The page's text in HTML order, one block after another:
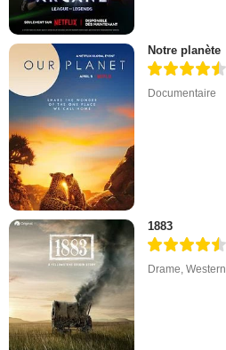
Notre planète
Documentaire
1883
Drame,Western